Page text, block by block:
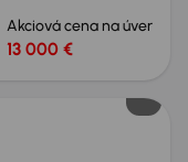
Akciová cena na úver
13 000 €